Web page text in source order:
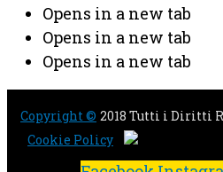
Opens in a new tab
Opens in a new tab
Opens in a new tab
Copyright © 2018 Tutti i Diritti
Cookie Policy